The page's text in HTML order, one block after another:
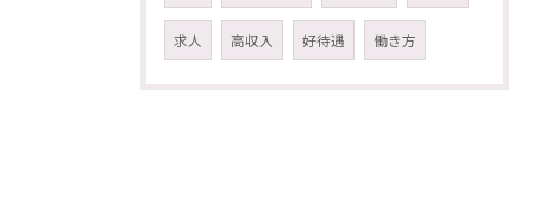
求人 高収入 好待遇 働き方